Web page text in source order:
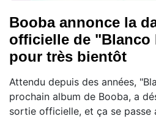
Booba annonce la
officielle de "Blanco
pour très bientôt
Attendu depuis des années,
prochain album de Booba, a
sortie officielle, et ça se passe